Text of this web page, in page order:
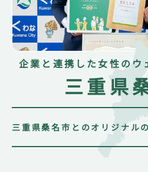
企業と連携した女性のウ
三重県
三重県桑名市とのオリジナル
桑名市独自の「女性のウェル